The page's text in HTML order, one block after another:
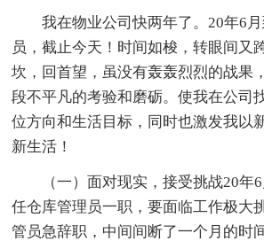
我在物业公司快两年了。20年6
员，截止今天！时间如梭，转眼间又
坎，回首望，虽没有轰轰烈烈的战果
段不平凡的考验和磨砺。使我在公司
位方向和生活目标，同时也激发我以
新生活！
（一）面对现实，接受挑战20年
任仓库管理员一职，要面临工作极大
管员急辞职，中间间断了一个月的时